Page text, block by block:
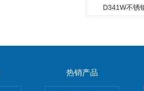
D341W不锈
热销产品